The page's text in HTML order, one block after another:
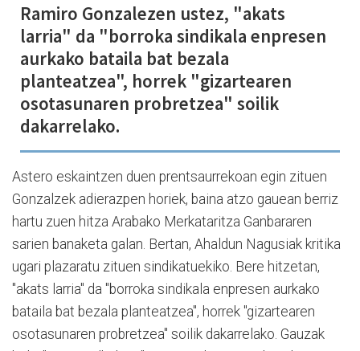
Ramiro Gonzalezen ustez, "akats
larria" da "borroka sindikala enpresen
aurkako bataila bat bezala
planteatzea", horrek "gizartearen
osotasunaren probretzea" soilik
dakarrelako.
Astero eskaintzen duen prentsaurrekoan egin zituen
Gonzalzek adierazpen horiek, baina atzo gauean berriz
hartu zuen hitza Arabako Merkataritza Ganbararen
sarien banaketa galan. Bertan, Ahaldun Nagusiak kritika
ugari plazaratu zituen sindikatuekiko. Bere hitzetan,
"akats larria" da "borroka sindikala enpresen aurkako
bataila bat bezala planteatzea", horrek "gizartearen
osotasunaren probretzea" soilik dakarrelako. Gauzak